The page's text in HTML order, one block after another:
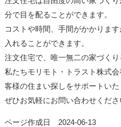
分で目を配ることができます。
コストや時間、手間がかかりま
入れることができます。
注文住宅で、唯一無二の家づく
私たちモリモト・トラスト株式
客様の住まい探しをサポートいた
ぜひお気軽にお問い合わせくださ
ページ作成日 2024-06-13